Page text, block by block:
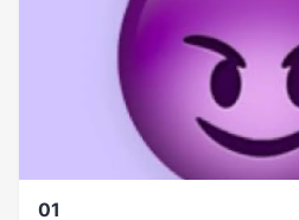
01